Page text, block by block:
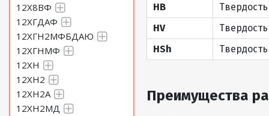
12Х8ВФ
12ХГДАФ
12ХГН2МФБДАЮ
12ХГНМФ
12ХН
12ХН2
12ХН2А
12ХН2МД
HB
HV
HSh
Преимущества